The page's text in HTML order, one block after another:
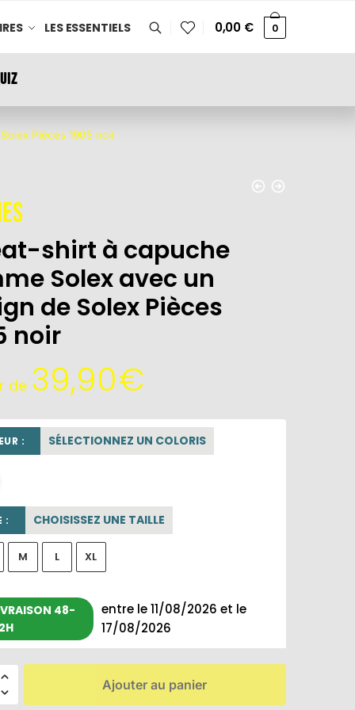
LES ESSENTIELS 0,00 € 0
Pièces 1905 noir
shirt à capuche
Solex avec un
de Solex Pièces
noir
de 39,90€
: SÉLECTIONNEZ UN COLORIS
: CHOISISSEZ UNE TAILLE
M L XL
48-
entre le 11/08/2026 et le
17/08/2026
Ajouter au panier